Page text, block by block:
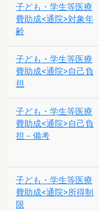
子ども・学生等医療
費助成<通院>対象年
齢
子ども・学生等医療
費助成<通院>自己負
担
子ども・学生等医療
費助成<通院>自己負
担－備考
子ども・学生等医療
費助成<通院>所得制
限